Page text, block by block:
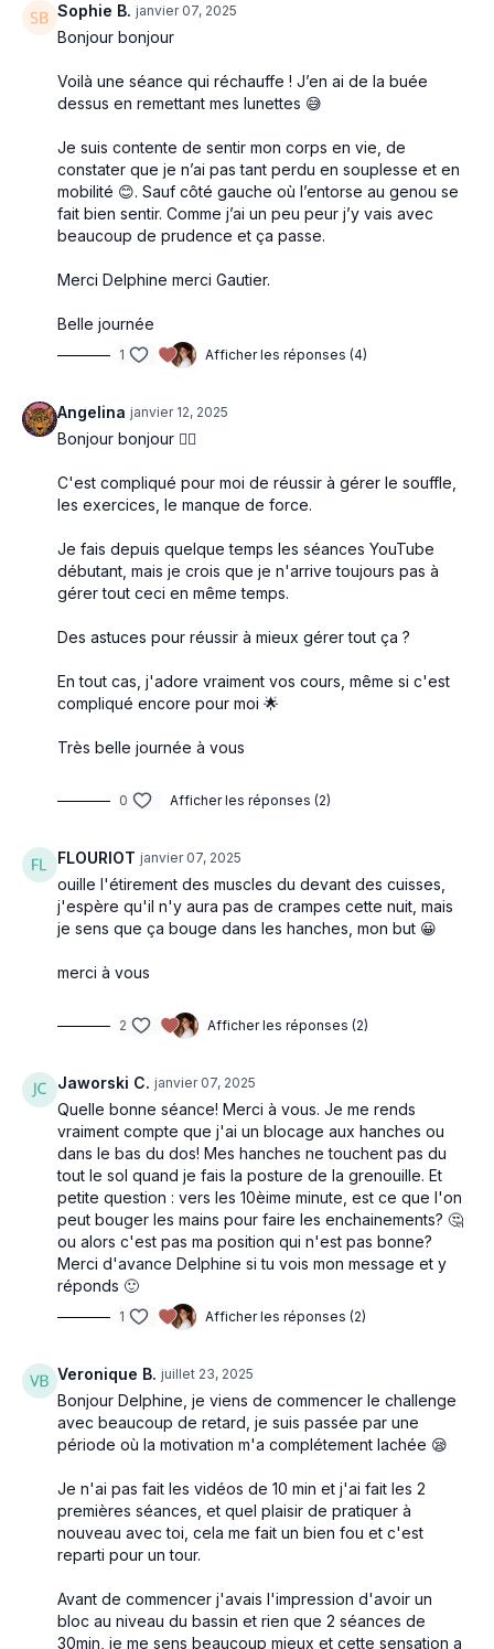
Sophie B. janvier 07, 2025
Bonjour bonjour
Voilà une séance qui réchauffe ! J’en ai de la buée
dessus en remettant mes lunettes 😅
Je suis contente de sentir mon corps en vie, de
constater que je n’ai pas tant perdu en souplesse et en
mobilité 😊. Sauf côté gauche où l’entorse au genou se
fait bien sentir. Comme j’ai un peu peur j’y vais avec
beaucoup de prudence et ça passe.
Merci Delphine merci Gautier.
Belle journée
1 Afficher les réponses (4)
Angelina janvier 12, 2025
Bonjour bonjour 🧘‍♀️
C'est compliqué pour moi de réussir à gérer le souffle,
les exercices, le manque de force.
Je fais depuis quelque temps les séances YouTube
débutant, mais je crois que je n'arrive toujours pas à
gérer tout ceci en même temps.
Des astuces pour réussir à mieux gérer tout ça ?
En tout cas, j'adore vraiment vos cours, même si c'est
compliqué encore pour moi 🌟
Très belle journée à vous
0 Afficher les réponses (2)
FLOURIOT janvier 07, 2025
ouille l'étirement des muscles du devant des cuisses,
j'espère qu'il n'y aura pas de crampes cette nuit, mais
je sens que ça bouge dans les hanches, mon but 😀
merci à vous
2 Afficher les réponses (2)
Jaworski C. janvier 07, 2025
Quelle bonne séance! Merci à vous. Je me rends
vraiment compte que j'ai un blocage aux hanches ou
dans le bas du dos! Mes hanches ne touchent pas du
tout le sol quand je fais la posture de la grenouille. Et
petite question : vers les 10èime minute, est ce que l'on
peut bouger les mains pour faire les enchainements? 🤔
ou alors c'est pas ma position qui n'est pas bonne?
Merci d'avance Delphine si tu vois mon message et y
réponds 🙂
1 Afficher les réponses (2)
Veronique B. juillet 23, 2025
Bonjour Delphine, je viens de commencer le challenge
avec beaucoup de retard, je suis passée par une
période où la motivation m'a complétement lachée 😪
Je n'ai pas fait les vidéos de 10 min et j'ai fait les 2
premières séances, et quel plaisir de pratiquer à
nouveau avec toi, cela me fait un bien fou et c'est
reparti pour un tour.
Avant de commencer j'avais l'impression d'avoir un
bloc au niveau du bassin et rien que 2 séances de
30min, je me sens beaucoup mieux et cette sensation a